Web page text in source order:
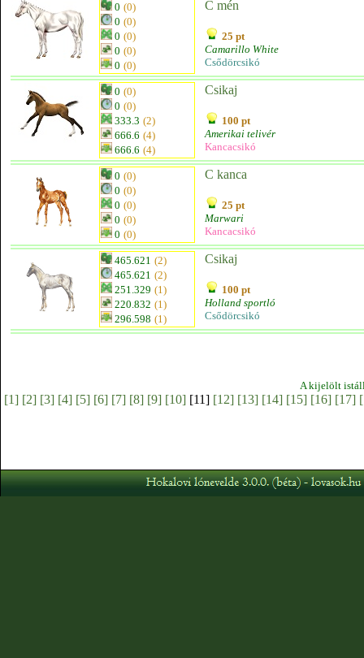
0 (0)
0 (0)
0 (0)
0 (0)
0 (0)
C mén
25 pt
Camarillo White
Csődörcsikó
0 (0)
0 (0)
333.3 (2)
666.6 (4)
666.6 (4)
Csikaj
100 pt
Amerikai telivér
Kancacsikó
0 (0)
0 (0)
0 (0)
0 (0)
0 (0)
C kanca
25 pt
Marwari
Kancacsikó
465.621 (2)
465.621 (2)
251.329 (1)
220.832 (1)
296.598 (1)
Csikaj
100 pt
Holland sportló
Csődörcsikó
A kijelölt
[1] [2] [3] [4] [5] [6] [7] [8] [9] [10][11] [12] [13] [14] [15] [16] [17]